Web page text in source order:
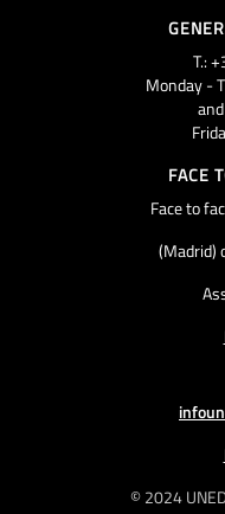
© 2024
T.:
Monday -
FACE
Face to
(Madrid)